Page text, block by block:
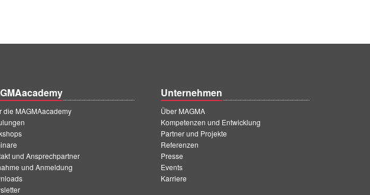
die MAGMAacademy
und Ansprechpartner
und Anmeldung
Unternehmen
Über MAGMA
Kompetenzen und Entwicklung
Partner und Projekte
Referenzen
Presse
Events
Karriere